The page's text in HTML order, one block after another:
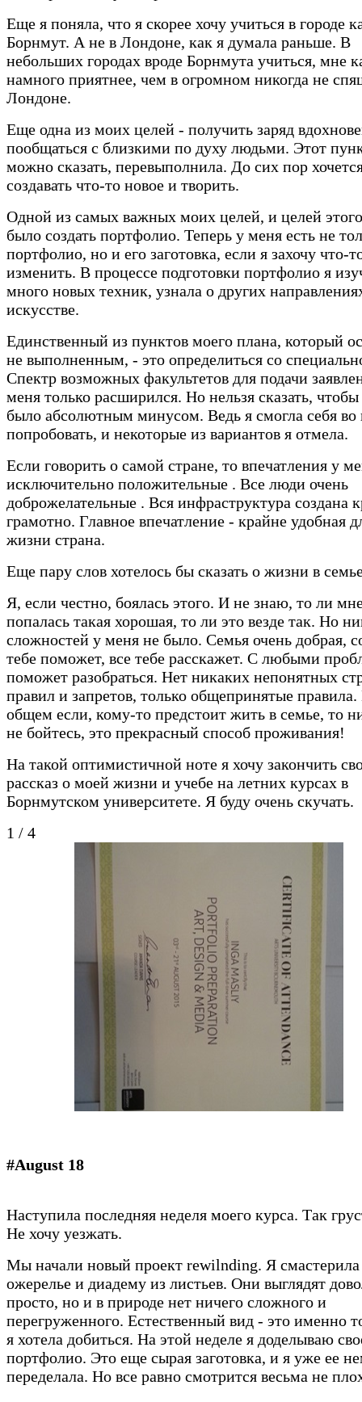
Еще я поняла, что я скорее хочу учиться в городе
Борнмут. А не в Лондоне, как я думала раньше. В
небольших городах вроде Борнмута учиться, мне
намного приятнее, чем в огромном никогда не
Лондоне.
Еще одна из моих целей - получить заряд
пообщаться с близкими по духу людьми. Этот
можно сказать, перевыполнила. До сих пор
создавать что-то новое и творить.
Одной из самых важных моих целей, и целей
было создать портфолио. Теперь у меня есть не
портфолио, но и его заготовка, если я захочу что-
изменить. В процессе подготовки портфолио я
много новых техник, узнала о других
искусстве.
Единственный из пунктов моего плана, который
не выполненным, - это определиться со
Спектр возможных факультетов для подачи
меня только расширился. Но нельзя сказать, чтобы
было абсолютным минусом. Ведь я смогла себя во
попробовать, и некоторые из вариантов я отмела.
Если говорить о самой стране, то впечатления у
исключительно положительные . Все люди очень
доброжелательные . Вся инфраструктура создана
грамотно. Главное впечатление - крайне удобная
жизни страна.
Еще пару слов хотелось бы сказать о жизни в
Я, если честно, боялась этого. И не знаю, то ли
попалась такая хорошая, то ли это везде так. Но
сложностей у меня не было. Семья очень добрая,
тебе поможет, все тебе расскажет. С любыми
поможет разобраться. Нет никаких непонятных
правил и запретов, только общепринятые
общем если, кому-то предстоит жить в семье, то
не бойтесь, это прекрасный способ проживания!
На такой оптимистичной ноте я хочу закончить
рассказ о моей жизни и учебе на летних курсах в
Борнмутском университете. Я буду очень скучать.
1 / 4
#August 18
Наступила последняя неделя моего курса. Так
Не хочу уезжать.
Мы начали новый проект rewilnding. Я смастерила
ожерелье и диадему из листьев. Они выглядят
просто, но и в природе нет ничего сложного и
перегруженного. Естественный вид - это именно
я хотела добиться. На этой неделе я доделываю
портфолио. Это еще сырая заготовка, и я уже ее
переделала. Но все равно смотрится весьма не